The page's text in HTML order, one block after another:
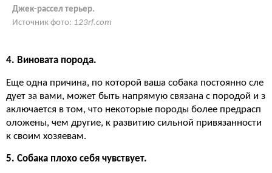
Джек-рассел терьер.
Источник фото: 123rf.com
4. Виновата порода.
Еще одна причина, по которой ваша собака постоянно сле
дует за вами, может быть напрямую связана с породой и з
аключается в том, что некоторые породы более предрасп
оложены, чем другие, к развитию сильной привязанности
к своим хозяевам.
5. Собака плохо себя чувствует.